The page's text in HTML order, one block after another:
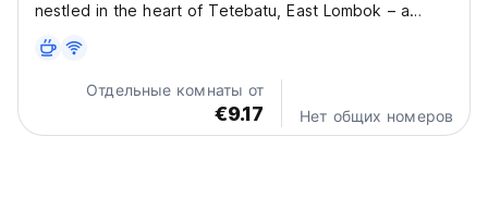
nestled in the heart of Tetebatu, East Lombok – a
waterfalls, and the majestic slopes of Mount Rinjani.
Located on Jalan Pariwisata Baru Lingkung, our cozy
hostel...Отдельные комнаты от
€9.17 Нет общих номеров